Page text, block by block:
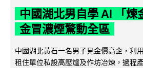
中國湖北男自學 AI 「煉
金冒濃煙驚動全區
中國湖北黃石一名男子見金價高企，利
租住單位私設高壓爐及作坊冶煉，過程